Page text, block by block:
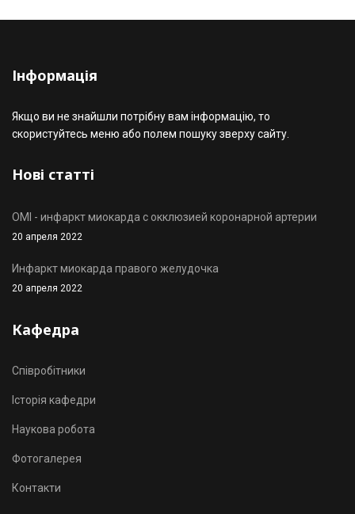
Інформація
Якщо ви не знайшли потрібну вам інформацію, то
скористуйтесь меню або полем пошуку зверху сайту.
Нові статті
OMI - инфаркт миокарда с окклюзией коронарной артерии
20 апреля 2022
Инфаркт миокарда правого желудочка
20 апреля 2022
Кафедра
Співробітники
Історія кафедри
Наукова робота
Фотогалерея
Контакти